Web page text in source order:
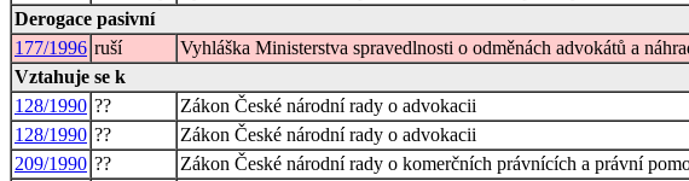
Derogace pasivní
177/1996 ruší
Vyhláška Ministerstva spravedlnosti o odměnách advokátů a
Vztahuje se k
128/1990 ??
Zákon České národní rady o advokacii
128/1990 ??
Zákon České národní rady o advokacii
209/1990 ??
Zákon České národní rady o komerčních právnících a právní